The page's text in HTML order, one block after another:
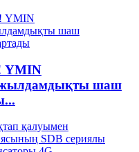
YMIN
жылдамдықты шаш